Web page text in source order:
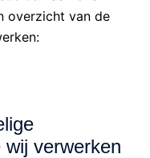
overzicht van de
verwerken